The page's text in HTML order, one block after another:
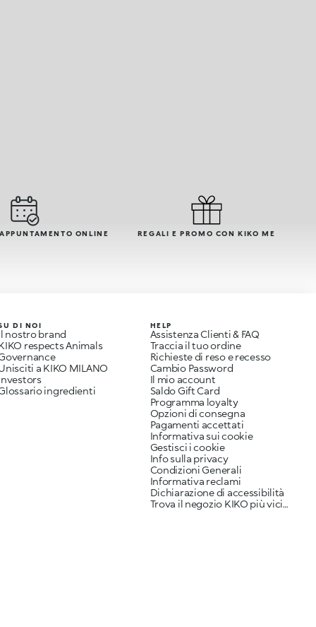
ONLINE REGALI E PROMO CON KIKO ME
DI NOI
nostro brand
respects Animals
a KIKO MILANO
ingredienti
HELP
Assistenza Clienti & FAQ
Traccia il tuo ordine
Richieste di reso e recesso
Cambio Password
Il mio account
Saldo Gift Card
Programma loyalty
Opzioni di consegna
Pagamenti accettati
Informativa sui cookie
Gestisci i cookie
Info sulla privacy
Condizioni Generali
Informativa reclami
Dichiarazione di accessibilità
Trova il negozio KIKO più vicino a te